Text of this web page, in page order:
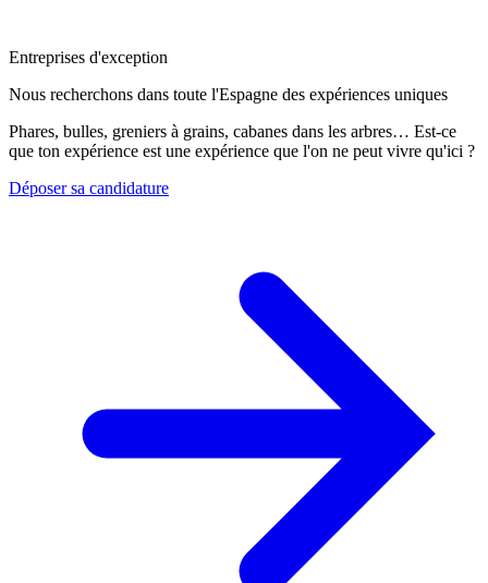
Entreprises d'exception
Nous recherchons dans toute l'Espagne des expériences uniques
Phares, bulles, greniers à grains, cabanes dans les arbres… Est-ce
que ton expérience est une expérience que l'on ne peut vivre qu'ici ?
Déposer sa candidature